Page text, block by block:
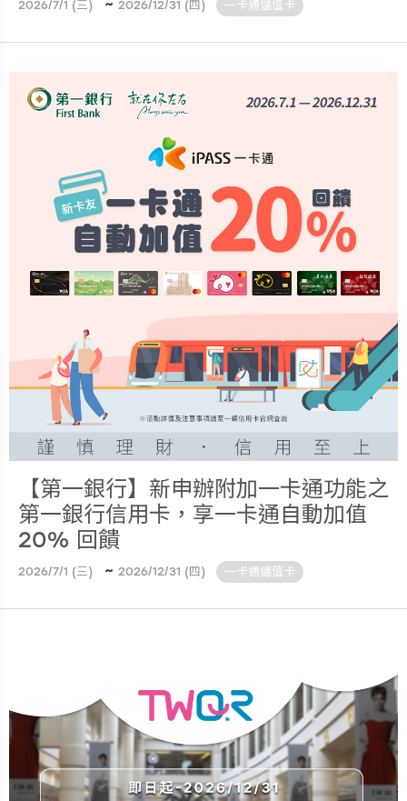
2026/7/1 (三) ~ 2026/12/31 (四) 一卡通儲值卡
【第一銀行】新申辦附加一卡通功能之
第一銀行信用卡，享一卡通自動加值
20% 回饋
2026/7/1 (三) ~ 2026/12/31 (四) 一卡通儲值卡